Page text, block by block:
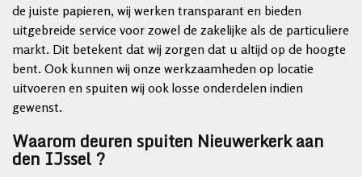
de juiste papieren, wij werken transparant en bieden
uitgebreide service voor zowel de zakelijke als de particuliere
markt. Dit betekent dat wij zorgen dat u altijd op de hoogte
bent. Ook kunnen wij onze werkzaamheden op locatie
uitvoeren en spuiten wij ook losse onderdelen indien
gewenst.
Waarom deuren spuiten Nieuwerkerk aan
den IJssel ?